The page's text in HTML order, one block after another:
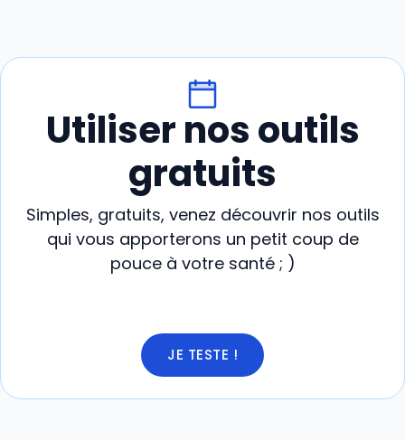
Utiliser nos outils
gratuits
Simples, gratuits, venez découvrir nos outils
qui vous apporterons un petit coup de
pouce à votre santé ; )
JE TESTE !